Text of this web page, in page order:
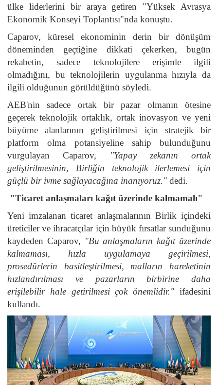
ülke liderlerini bir araya getiren "Yüksek Avrasya
Ekonomik Konseyi Toplantısı"nda konuştu.
Caparov, küresel ekonominin derin bir dönüşüm
döneminden geçtiğine dikkati çekerken, bugün
rekabetin, sadece teknolojilere erişimle ilgili
olmadığını, bu teknolojilerin uygulanma hızıyla da
ilgili olduğunun görüldüğünü söyledi.
AEB'nin sadece ortak bir pazar olmanın ötesine
geçerek teknolojik ortaklık, ortak inovasyon ve yeni
büyüme alanlarının geliştirilmesi için stratejik bir
platform olma potansiyeline sahip bulunduğunu
vurgulayan Caparov, "Yapay zekanın ortak
geliştirilmesinin, Birliğin teknolojik ilerlemesi için
güçlü bir ivme sağlayacağına inanıyoruz." dedi.
"Ticaret anlaşmaları kağıt üzerinde kalmamalı"
Yeni imzalanan ticaret anlaşmalarının Birlik içindeki
üreticiler ve ihracatçılar için büyük fırsatlar sunduğunu
kaydeden Caparov, "Bu anlaşmaların kağıt üzerinde
kalmaması, hızla uygulamaya geçirilmesi,
prosedürlerin basitleştirilmesi, malların hareketinin
hızlandırılması ve pazarların birbirine daha
erişilebilir hale getirilmesi çok önemlidir." ifadesini
kullandı.